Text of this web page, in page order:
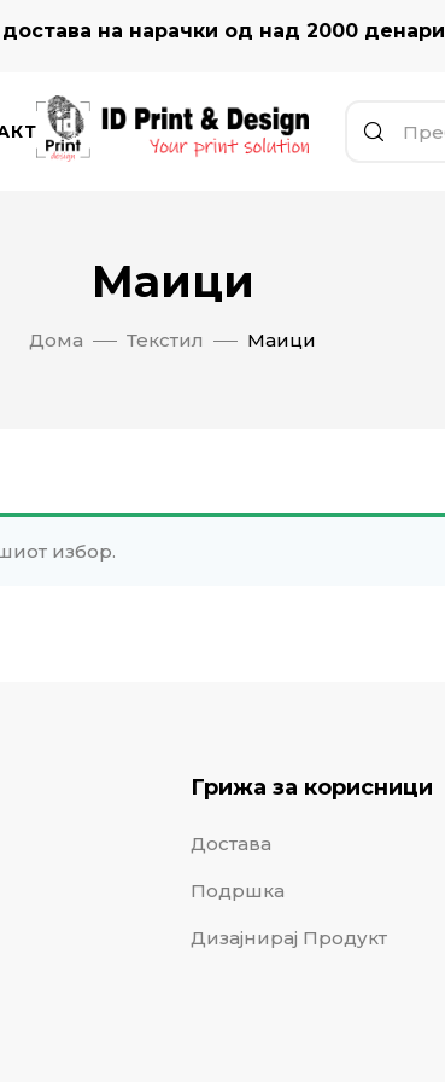
на нарачки од над 2000 денари
Маици
Дома Текстил Маици
избор.
Грижа за корисници
Достава
Подршка
Дизајнирај Продукт